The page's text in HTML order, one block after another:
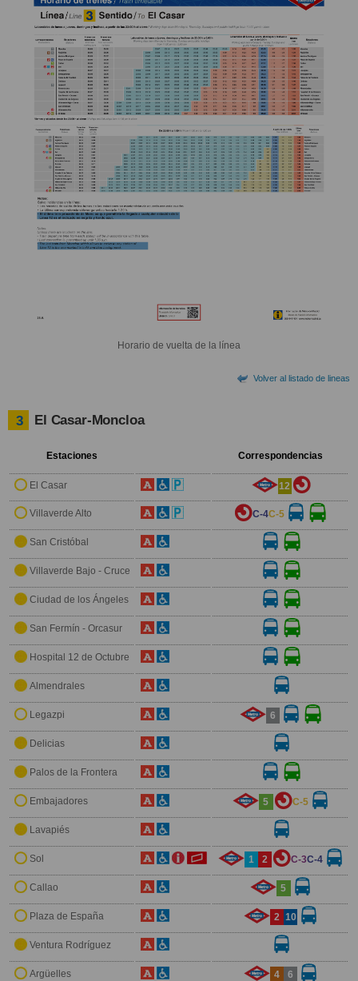
Horario de vuelta de la línea
Volver al listado de lineas
3 El Casar-Moncloa
Estaciones Correspondencias
El Casar 12
Villaverde Alto C-4C-5
San Cristóbal
Villaverde Bajo - Cruce
Ciudad de los Ángeles
San Fermín - Orcasur
Hospital 12 de Octubre
Almendrales
Legazpi 6
Delicias
Palos de la Frontera
Embajadores 5 C-5
Lavapiés
Sol 1 2 C-3C-4
Callao 5
Plaza de España 2 10
Ventura Rodríguez
Argüelles 4 6